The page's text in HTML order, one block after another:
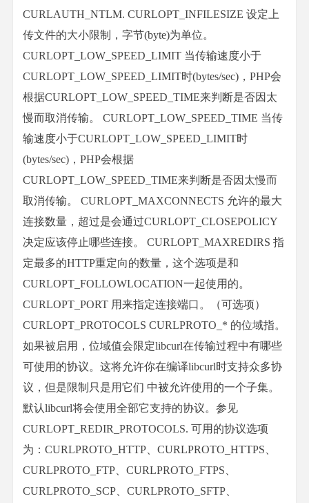
CURLAUTH_NTLM. CURLOPT_INFILESIZE 设定上
传文件的大小限制，字节(byte)为单位。
CURLOPT_LOW_SPEED_LIMIT 当传输速度小于
CURLOPT_LOW_SPEED_LIMIT时(bytes/sec)，PHP会
根据CURLOPT_LOW_SPEED_TIME来判断是否因太
慢而取消传输。 CURLOPT_LOW_SPEED_TIME 当传
输速度小于CURLOPT_LOW_SPEED_LIMIT时
(bytes/sec)，PHP会根据
CURLOPT_LOW_SPEED_TIME来判断是否因太慢而
取消传输。 CURLOPT_MAXCONNECTS 允许的最大
连接数量，超过是会通过CURLOPT_CLOSEPOLICY
决定应该停止哪些连接。 CURLOPT_MAXREDIRS 指
定最多的HTTP重定向的数量，这个选项是和
CURLOPT_FOLLOWLOCATION一起使用的。
CURLOPT_PORT 用来指定连接端口。（可选项）
CURLOPT_PROTOCOLS CURLPROTO_* 的位域指。
如果被启用，位域值会限定libcurl在传输过程中有哪些
可使用的协议。这将允许你在编译libcurl时支持众多协
议，但是限制只是用它们 中被允许使用的一个子集。
默认libcurl将会使用全部它支持的协议。参见
CURLOPT_REDIR_PROTOCOLS. 可用的协议选项
为：CURLPROTO_HTTP、CURLPROTO_HTTPS、
CURLPROTO_FTP、CURLPROTO_FTPS、
CURLPROTO_SCP、CURLPROTO_SFTP、